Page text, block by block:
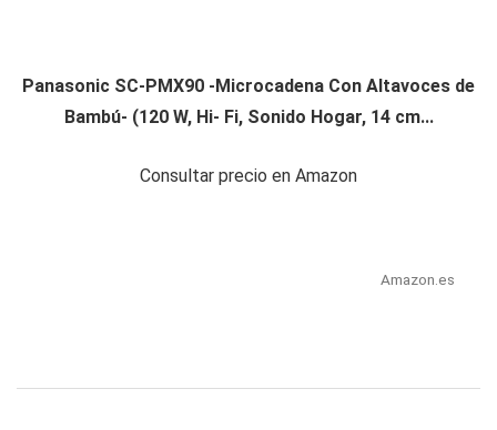
Panasonic SC-PMX90 -Microcadena Con Altavoces de
Bambú- (120 W, Hi- Fi, Sonido Hogar, 14 cm...
Consultar precio en Amazon
Amazon.es